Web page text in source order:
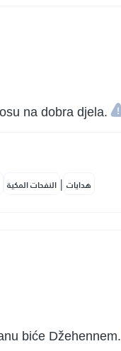
na dobra djela.
النفحات المكية | هدايات
biće Džehennem.